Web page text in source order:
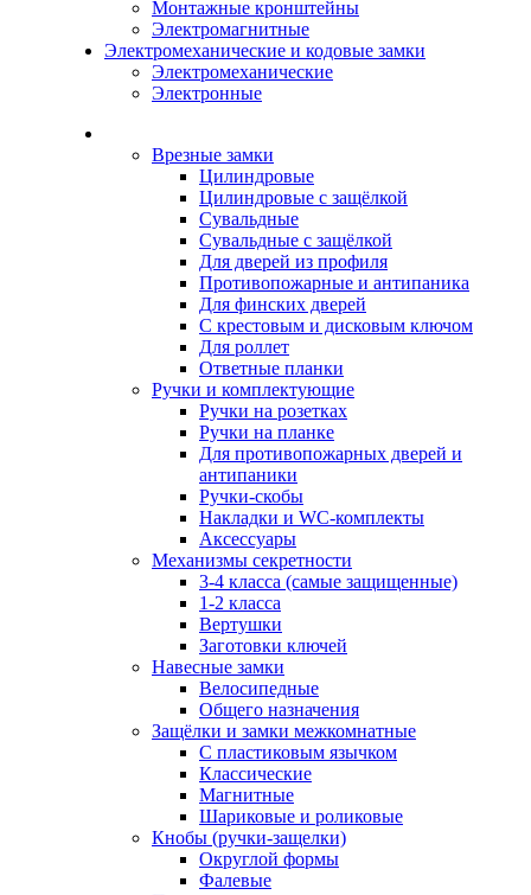
Монтажные кронштейны
Электромагнитные
Электромеханические и кодовые замки
Электромеханические
Электронные
Врезные замки
Цилиндровые
Цилиндровые с защёлкой
Сувальдные
Сувальдные с защёлкой
Для дверей из профиля
Противопожарные и антипаника
Для финских дверей
С крестовым и дисковым ключом
Для роллет
Ответные планки
Ручки и комплектующие
Ручки на розетках
Ручки на планке
Для противопожарных дверей и
антипаники
Ручки-скобы
Накладки и WC-комплекты
Аксессуары
Механизмы секретности
3-4 класса (самые защищенные)
1-2 класса
Вертушки
Заготовки ключей
Навесные замки
Велосипедные
Общего назначения
Защёлки и замки межкомнатные
С пластиковым язычком
Классические
Магнитные
Шариковые и роликовые
Кнобы (ручки-защелки)
Округлой формы
Фалевые